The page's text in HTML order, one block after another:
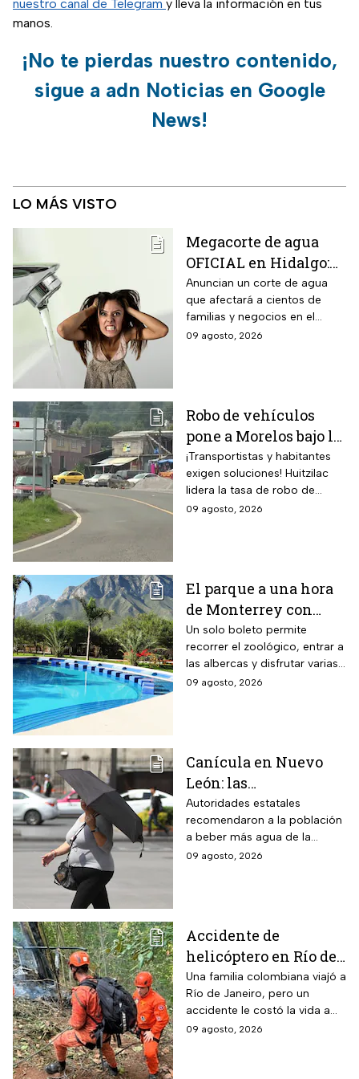
nuestro canal de Telegram y lleva la información en tus
manos.
¡No te pierdas nuestro contenido,
sigue a adn Noticias en Google
News!
LO MÁS VISTO
Megacorte de agua
OFICIAL en Hidalgo:
Colonias se quedan
sin servicio del 11 al
14 de agosto
Anuncian un corte de agua
que afectará a cientos de
familias y negocios en el
municipio de Pachuca, a lo
09 agosto, 2026
Robo de vehículos
pone a Morelos bajo la
lupa: Huitzilac
registra la mayor tasa
del país
¡Transportistas y habitantes
exigen soluciones! Huitzilac
lidera la tasa de robo de
vehículos en México, con 78
09 agosto, 2026
El parque a una hora
de Monterrey con
zoológico, tirolesa y
alberca: esto cuesta la
entrada en agosto de
2026
Un solo boleto permite
recorrer el zoológico, entrar a
las albercas y disfrutar varias
áreas recreativas cerca de
09 agosto, 2026
Canícula en Nuevo
León: las
recomendaciones de
la Secretaría de Medio
Ambiente para
proteger a los adultos
agosto 2026
Autoridades estatales
recomendaron a la población
a beber más agua de la
habitual
09 agosto, 2026
Accidente de
helicóptero en Río de
Janeiro deja muertos;
su familia los
esperaba en tierra
Una familia colombiana viajó a
Río de Janeiro, pero un
accidente le costó la vida a
tres integrantes
09 agosto, 2026